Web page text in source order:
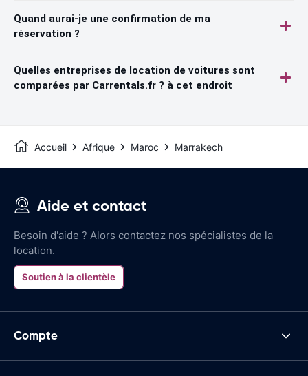
Quand aurai-je une confirmation de ma
réservation ?
Quelles entreprises de location de voitures sont
comparées par Carrentals.fr ? à cet endroit
Accueil Afrique Maroc Marrakech
Aide et contact
Besoin d'aide ? Alors contactez nos spécialistes de la
location.
Soutien à la clientèle
Compte